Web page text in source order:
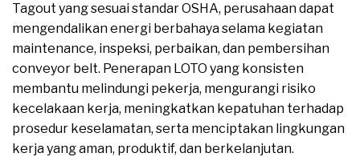
Tagout yang sesuai standar OSHA, perusahaan dapat
mengendalikan energi berbahaya selama kegiatan
maintenance, inspeksi, perbaikan, dan pembersihan
conveyor belt. Penerapan LOTO yang konsisten
membantu melindungi pekerja, mengurangi risiko
kecelakaan kerja, meningkatkan kepatuhan terhadap
prosedur keselamatan, serta menciptakan lingkungan
kerja yang aman, produktif, dan berkelanjutan.